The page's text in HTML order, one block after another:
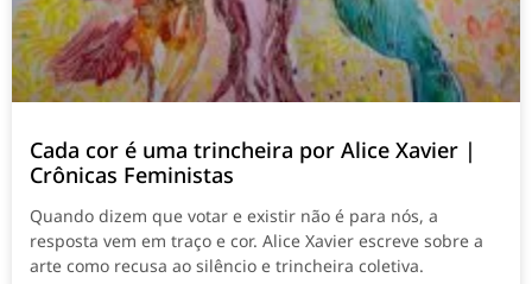
Cada cor é uma trincheira por Alice Xavier |
Crônicas Feministas
Quando dizem que votar e existir não é para nós, a
resposta vem em traço e cor. Alice Xavier escreve sobre a
arte como recusa ao silêncio e trincheira coletiva.